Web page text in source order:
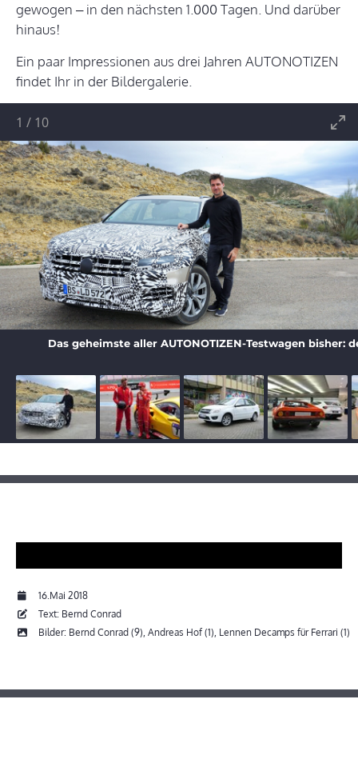
gewogen – in den nächsten 1.000 Tagen. Und darüber
hinaus!
Ein paar Impressionen aus drei Jahren AUTONOTIZEN
findet Ihr in der Bildergalerie.
Das geheimste aller AUTONOTIZEN-Testwagen
1 / 10
16.Mai 2018
Text: Bernd Conrad
Bilder: Bernd Conrad (9), Andreas Hof (1), Lennen Decamps für Ferrari (1)